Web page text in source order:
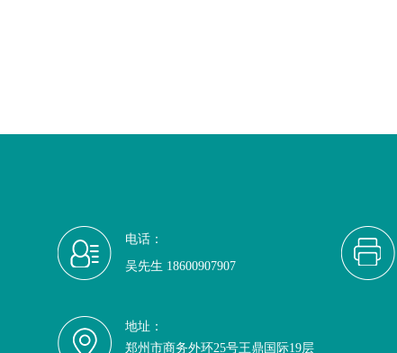
电话：
吴先生 18600907907
地址：
郑州市商务外环25号王鼎国际19层